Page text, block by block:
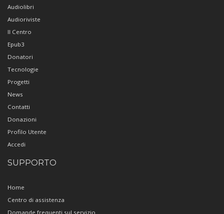
Audiolibri
Audioriviste
Il Centro
Epub3
Donatori
Tecnologie
Progetti
News
Contatti
Donazioni
Profilo Utente
Accedi
SUPPORTO
Home
Centro di assistenza
Domande frequenti sul servizio